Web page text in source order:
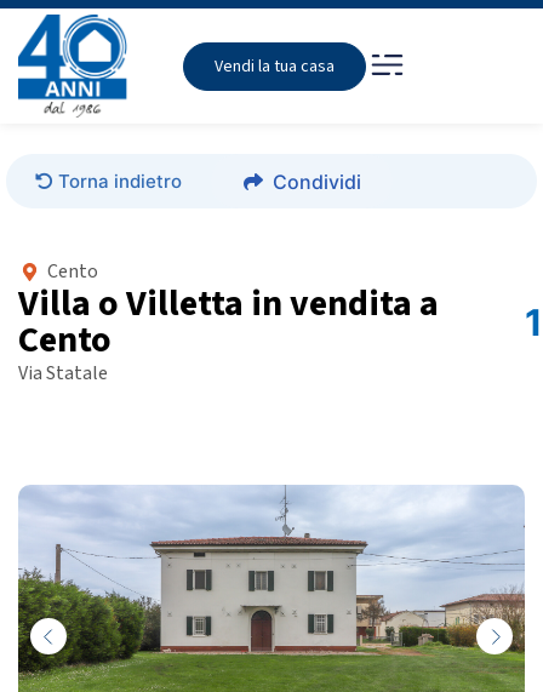
Vendi la tua casa
Torna indietro Condividi
Cento
Villa o Villetta in vendita a
Cento
Via Statale